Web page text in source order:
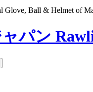
Glove, Ball & Helmet of